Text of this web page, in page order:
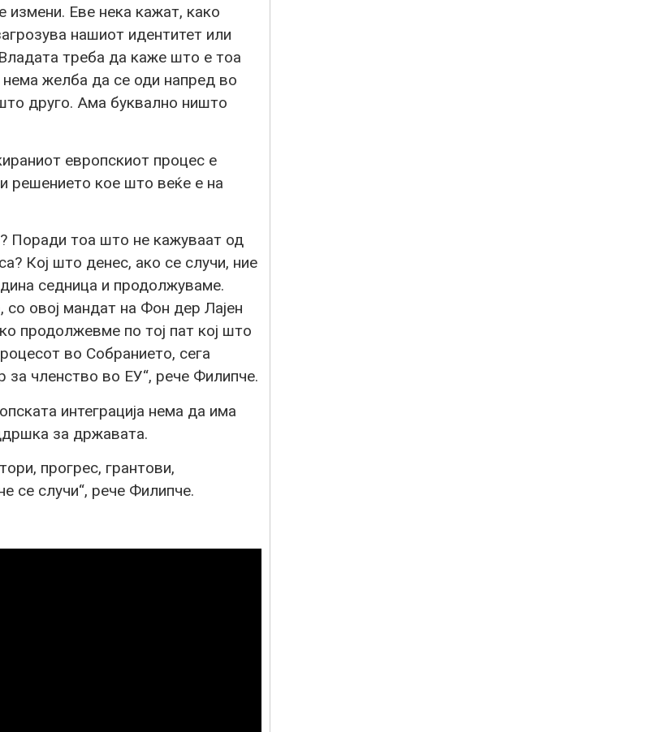
измени. Еве нека кажат, како
нашиот идентитет или
треба да каже што е тоа
желба да се оди напред во
друго. Ама буквално ништо
европскиот процес е
решението кое што веќе е на
Поради тоа што не кажуваат од
Кој што денес, ако се случи, ние
седница и продолжуваме.
овој мандат на Фон дер Лајен
продолжевме по тој пат кој што
во Собранието, сега
членство во ЕУ“, рече Филипче.
интеграција нема да има
за државата.
прогрес, грантови,
се случи“, рече Филипче.